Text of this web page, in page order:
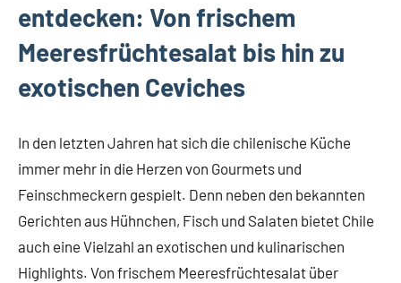
entdecken: Von frischem
Meeresfrüchtesalat bis hin zu
exotischen Ceviches
In den letzten Jahren hat sich die chilenische Küche
immer mehr in die Herzen von Gourmets und
Feinschmeckern gespielt. Denn neben den bekannten
Gerichten aus Hühnchen, Fisch und Salaten bietet Chile
auch eine Vielzahl an exotischen und kulinarischen
Highlights. Von frischem Meeresfrüchtesalat über